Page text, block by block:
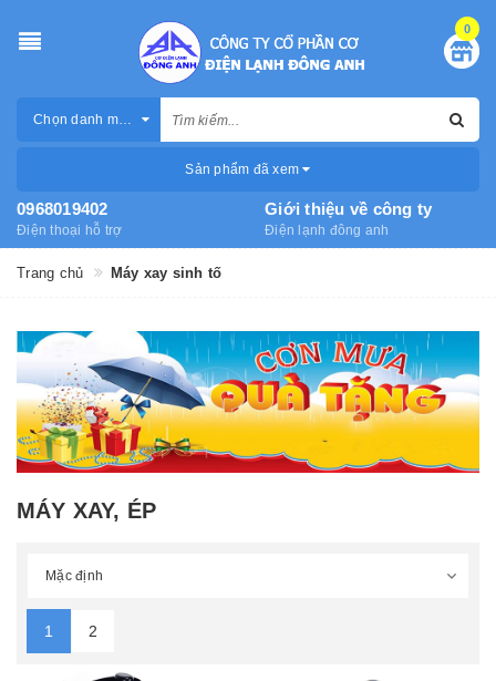
0
Chọn danh mục
Sản phẩm đã xem
0968019402
Điện thoại hỗ trợ
Giới thiệu về công ty
Điện lạnh đông anh
Trang chủ Máy xay sinh tố
MÁY XAY, ÉP
1 2